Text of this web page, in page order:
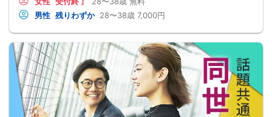
男性 残りわずか 28〜38歳 7,000円